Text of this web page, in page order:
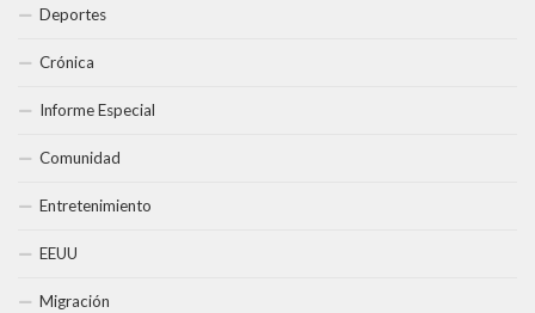
Deportes
Crónica
Informe Especial
Comunidad
Entretenimiento
EEUU
Migración